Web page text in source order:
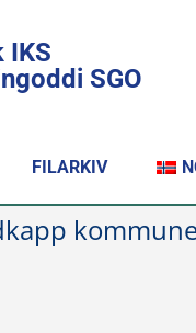
IKS
SGO
FILARKIV